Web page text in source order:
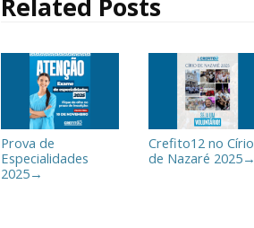
k
i
a
r
Prova de
Especialidades
2025→
Crefito12 no Círio
de Nazaré 2025→